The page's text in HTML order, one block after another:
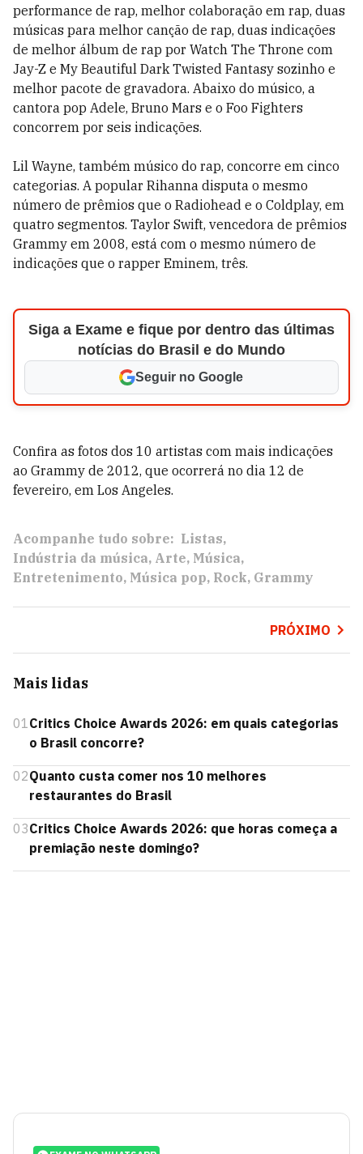
performance de rap, melhor colaboração em rap, duas
músicas para melhor canção de rap, duas indicações
de melhor álbum de rap por Watch The Throne com
Jay-Z e My Beautiful Dark Twisted Fantasy sozinho e
melhor pacote de gravadora. Abaixo do músico, a
cantora pop Adele, Bruno Mars e o Foo Fighters
concorrem por seis indicações.
Lil Wayne, também músico do rap, concorre em cinco
categorias. A popular Rihanna disputa o mesmo
número de prêmios que o Radiohead e o Coldplay, em
quatro segmentos. Taylor Swift, vencedora de prêmios
Grammy em 2008, está com o mesmo número de
indicações que o rapper Eminem, três.
Siga a Exame e fique por dentro das últimas
notícias do Brasil e do Mundo
Seguir no Google
Confira as fotos dos 10 artistas com mais indicações
ao Grammy de 2012, que ocorrerá no dia 12 de
fevereiro, em Los Angeles.
Acompanhe tudo sobre: Listas
Indústria da música Arte Música
Entretenimento Música pop Rock Grammy
PRÓXIMO
Mais lidas
01Critics Choice Awards 2026: em quais categorias
o Brasil concorre?
02Quanto custa comer nos 10 melhores
restaurantes do Brasil
03Critics Choice Awards 2026: que horas começa a
premiação neste domingo?